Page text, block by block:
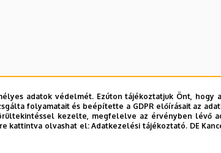
adatok védelmét. Ezúton tájékoztatjuk Önt, hogy
folyamatait és beépítette a GDPR előírásait az
kezelte, megfelelve az érvényben lévő
kattintva olvashat el:Adatkezelési tájékoztató. DE